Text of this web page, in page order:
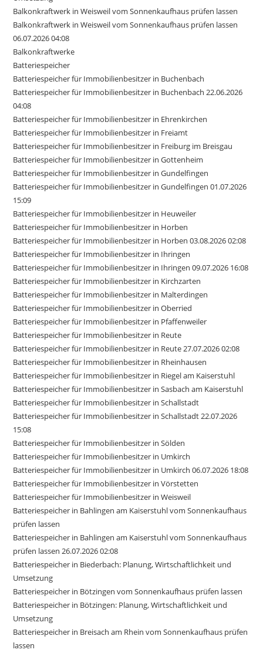
Balkonkraftwerk in Weisweil vom Sonnenkaufhaus prüfen lassen
Balkonkraftwerk in Weisweil vom Sonnenkaufhaus prüfen lassen
06.07.2026 04:08
Balkonkraftwerke
Batteriespeicher
Batteriespeicher für Immobilienbesitzer in Buchenbach
Batteriespeicher für Immobilienbesitzer in Buchenbach 22.06.2026
04:08
Batteriespeicher für Immobilienbesitzer in Ehrenkirchen
Batteriespeicher für Immobilienbesitzer in Freiamt
Batteriespeicher für Immobilienbesitzer in Freiburg im Breisgau
Batteriespeicher für Immobilienbesitzer in Gottenheim
Batteriespeicher für Immobilienbesitzer in Gundelfingen
Batteriespeicher für Immobilienbesitzer in Gundelfingen 01.07.2026
15:09
Batteriespeicher für Immobilienbesitzer in Heuweiler
Batteriespeicher für Immobilienbesitzer in Horben
Batteriespeicher für Immobilienbesitzer in Horben 03.08.2026 02:08
Batteriespeicher für Immobilienbesitzer in Ihringen
Batteriespeicher für Immobilienbesitzer in Ihringen 09.07.2026 16:08
Batteriespeicher für Immobilienbesitzer in Kirchzarten
Batteriespeicher für Immobilienbesitzer in Malterdingen
Batteriespeicher für Immobilienbesitzer in Oberried
Batteriespeicher für Immobilienbesitzer in Pfaffenweiler
Batteriespeicher für Immobilienbesitzer in Reute
Batteriespeicher für Immobilienbesitzer in Reute 27.07.2026 02:08
Batteriespeicher für Immobilienbesitzer in Rheinhausen
Batteriespeicher für Immobilienbesitzer in Riegel am Kaiserstuhl
Batteriespeicher für Immobilienbesitzer in Sasbach am Kaiserstuhl
Batteriespeicher für Immobilienbesitzer in Schallstadt
Batteriespeicher für Immobilienbesitzer in Schallstadt 22.07.2026
15:08
Batteriespeicher für Immobilienbesitzer in Sölden
Batteriespeicher für Immobilienbesitzer in Umkirch
Batteriespeicher für Immobilienbesitzer in Umkirch 06.07.2026 18:08
Batteriespeicher für Immobilienbesitzer in Vörstetten
Batteriespeicher für Immobilienbesitzer in Weisweil
Batteriespeicher in Bahlingen am Kaiserstuhl vom Sonnenkaufhaus
prüfen lassen
Batteriespeicher in Bahlingen am Kaiserstuhl vom Sonnenkaufhaus
prüfen lassen 26.07.2026 02:08
Batteriespeicher in Biederbach: Planung, Wirtschaftlichkeit und
Umsetzung
Batteriespeicher in Bötzingen vom Sonnenkaufhaus prüfen lassen
Batteriespeicher in Bötzingen: Planung, Wirtschaftlichkeit und
Umsetzung
Batteriespeicher in Breisach am Rhein vom Sonnenkaufhaus prüfen
lassen